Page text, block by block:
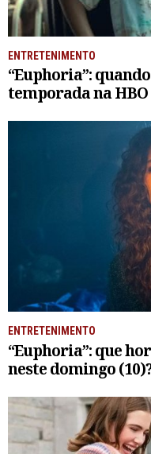
ENTRETENIMENTO
“Euphoria”:
temporada na
ENTRETENIMENTO
“Euphoria”: que
neste domingo